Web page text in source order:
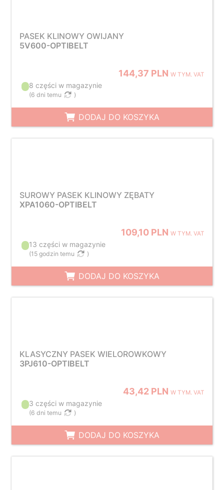
PASEK KLINOWY OWIJANY
5V600-OPTIBELT
144,37 PLNW TYM. VAT
8 części w magazynie
(6 dni temu )
DODAJ DO KOSZYKA
SUROWY PASEK KLINOWY ZĘBATY
XPA1060-OPTIBELT
109,10 PLNW TYM. VAT
13 części w magazynie
(15 godzin temu )
DODAJ DO KOSZYKA
KLASYCZNY PASEK WIELOROWKOWY
3PJ610-OPTIBELT
43,42 PLNW TYM. VAT
3 części w magazynie
(6 dni temu )
DODAJ DO KOSZYKA